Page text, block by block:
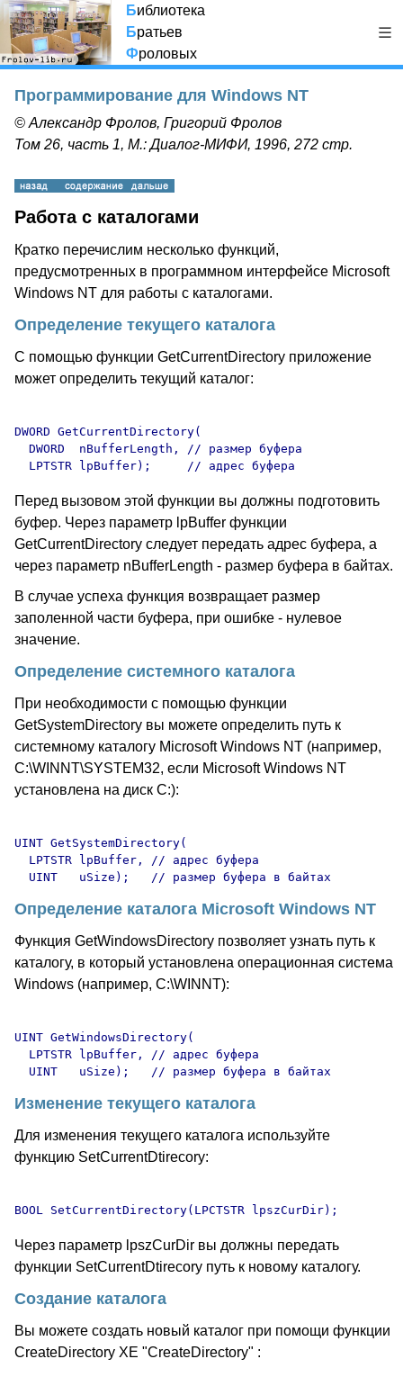
Библиотека
Братьев
Фроловых
Программирование для Windows NT
© Александр Фролов, Григорий Фролов
Том 26, часть 1, М.: Диалог-МИФИ, 1996, 272 стр.
Работа с каталогами
Кратко перечислим несколько функций,
предусмотренных в программном интерфейсе Microsoft
Windows NT для работы с каталогами.
Определение текущего каталога
С помощью функции GetCurrentDirectory приложение
может определить текущий каталог:
DWORD GetCurrentDirectory(
  DWORD  nBufferLength, // размер буфера
Перед вызовом этой функции вы должны подготовить
буфер. Через параметр lpBuffer функции
GetCurrentDirectory следует передать адрес буфера, а
через параметр nBufferLength - размер буфера в байтах.
В случае успеха функция возвращает размер
заполенной части буфера, при ошибке - нулевое
значение.
Определение системного каталога
При необходимости с помощью функции
GetSystemDirectory вы можете определить путь к
системному каталогу Microsoft Windows NT (например,
C:\WINNT\SYSTEM32, если Microsoft Windows NT
установлена на диск C:):
UINT GetSystemDirectory(
  LPTSTR lpBuffer, // адрес буфера
Определение каталога Microsoft Windows NT
Функция GetWindowsDirectory позволяет узнать путь к
каталогу, в который установлена операционная система
Windows (например, C:\WINNT):
UINT GetWindowsDirectory(
  LPTSTR lpBuffer, // адрес буфера
Изменение текущего каталога
Для изменения текущего каталога используйте
функцию SetCurrentDtirecory:
Через параметр lpszCurDir вы должны передать
функции SetCurrentDtirecory путь к новому каталогу.
Создание каталога
Вы можете создать новый каталог при помощи функции
CreateDirectory XE "CreateDirectory" :